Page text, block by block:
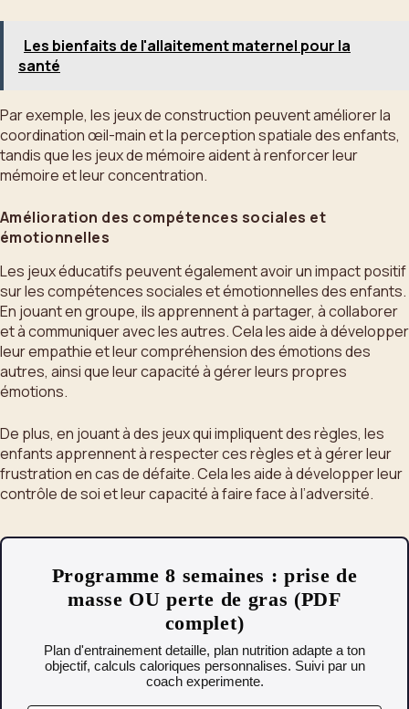
Les bienfaits de l'allaitement maternel pour la
santé
Par exemple, les jeux de construction peuvent améliorer la
coordination œil-main et la perception spatiale des enfants,
tandis que les jeux de mémoire aident à renforcer leur
mémoire et leur concentration.
Amélioration des compétences sociales et
émotionnelles
Les jeux éducatifs peuvent également avoir un impact positif
sur les compétences sociales et émotionnelles des enfants.
En jouant en groupe, ils apprennent à partager, à collaborer
et à communiquer avec les autres. Cela les aide à développer
leur empathie et leur compréhension des émotions des
autres, ainsi que leur capacité à gérer leurs propres
émotions.
De plus, en jouant à des jeux qui impliquent des règles, les
enfants apprennent à respecter ces règles et à gérer leur
frustration en cas de défaite. Cela les aide à développer leur
contrôle de soi et leur capacité à faire face à l’adversité.
Programme 8 semaines : prise de
masse OU perte de gras (PDF
complet)
Plan d'entrainement detaille, plan nutrition adapte a ton
objectif, calculs caloriques personnalises. Suivi par un
coach experimente.